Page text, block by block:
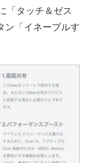
「タッチ＆ゼス
ン「イネーブルす